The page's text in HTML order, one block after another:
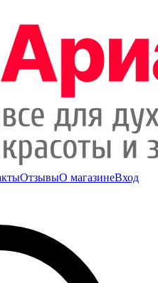
ОтзывыО магазинеВход